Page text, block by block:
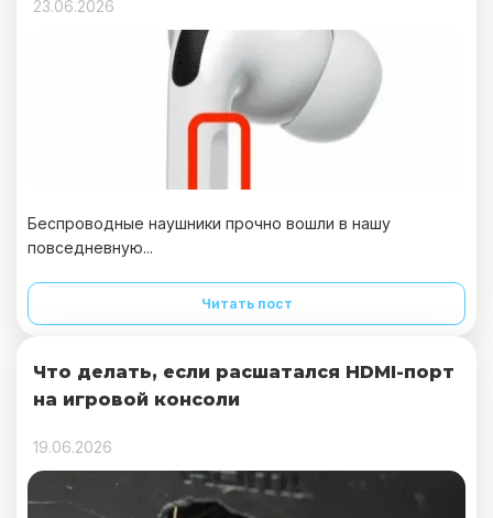
23.06.2026
Беспроводные наушники прочно вошли в нашу
повседневную...
Читать пост
Что делать, если расшатался HDMI-порт
на игровой консоли
19.06.2026